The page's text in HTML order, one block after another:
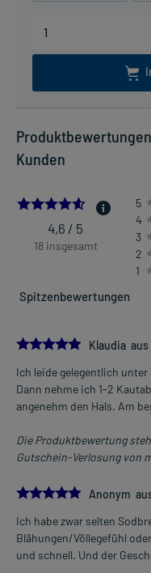
Kunden
4,6 / 5
18 insgesamt
5
4
3
2
1
5.0
Klaudia
Ich leide gelegentlich
Dann nehme ich 1-2
angenehm den Hals. Am
Die Produktbewertung
Gutschein-Verlosung von
5.0Anonym
Ich habe zwar selten
Blähungen/Völlegefühl
und schnell. Und der